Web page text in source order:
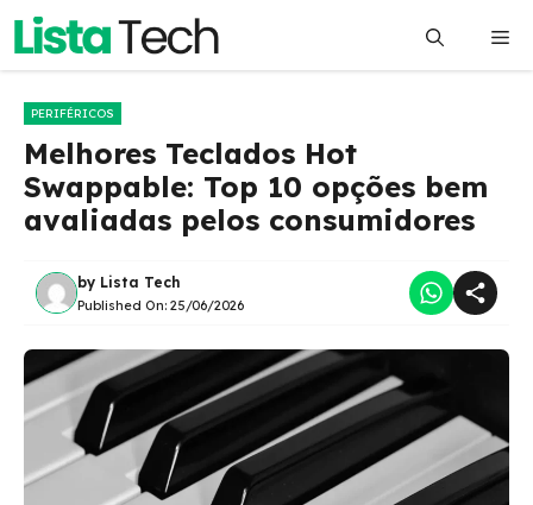
Pular
o
PERIFÉRICOS
Melhores Teclados Hot
Swappable: Top 10 opções bem
avaliadas pelos consumidores
by Lista Tech
Published On: 25/06/2026